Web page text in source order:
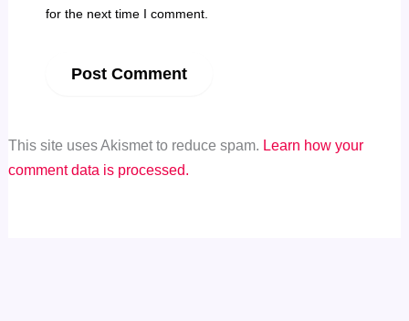
for the next time I comment.
This site uses Akismet to reduce spam. Learn how your
comment data is processed.